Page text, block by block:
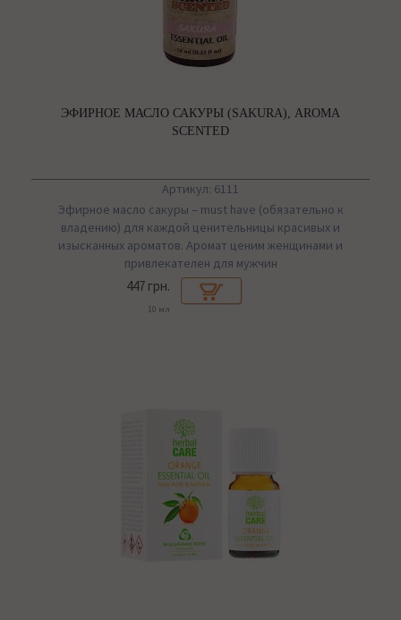
ЭФИРНОЕ МАСЛО САКУРЫ (SAKURA), AROMA
SCENTED
Артикул: 6111
Эфирное масло сакуры – must have (обязательно к
владению) для каждой ценительницы красивых и
изысканных ароматов. Аромат ценим женщинами и
привлекателен для мужчин
447 грн.
10 мл